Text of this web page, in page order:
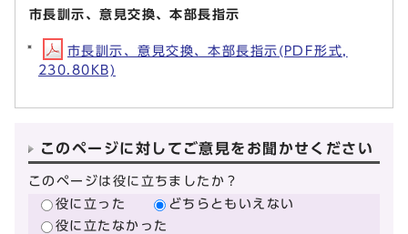
市長訓示、意見交換、本部長指示
市長訓示、意見交換、本部長指示(PDF形式,
230.80KB)
このページに対してご意見をお聞かせください
このページは役に立ちましたか？
役に立った
どちらともいえない
役に立たなかった